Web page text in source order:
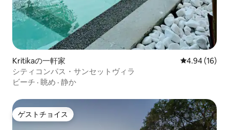
Kritikaの一軒家 レビュー16
4.94 (16)
シティコンパス・サンセットヴィラ
ビーチ · 眺め · 静か
ゲストチョイス
ゲストチョイス